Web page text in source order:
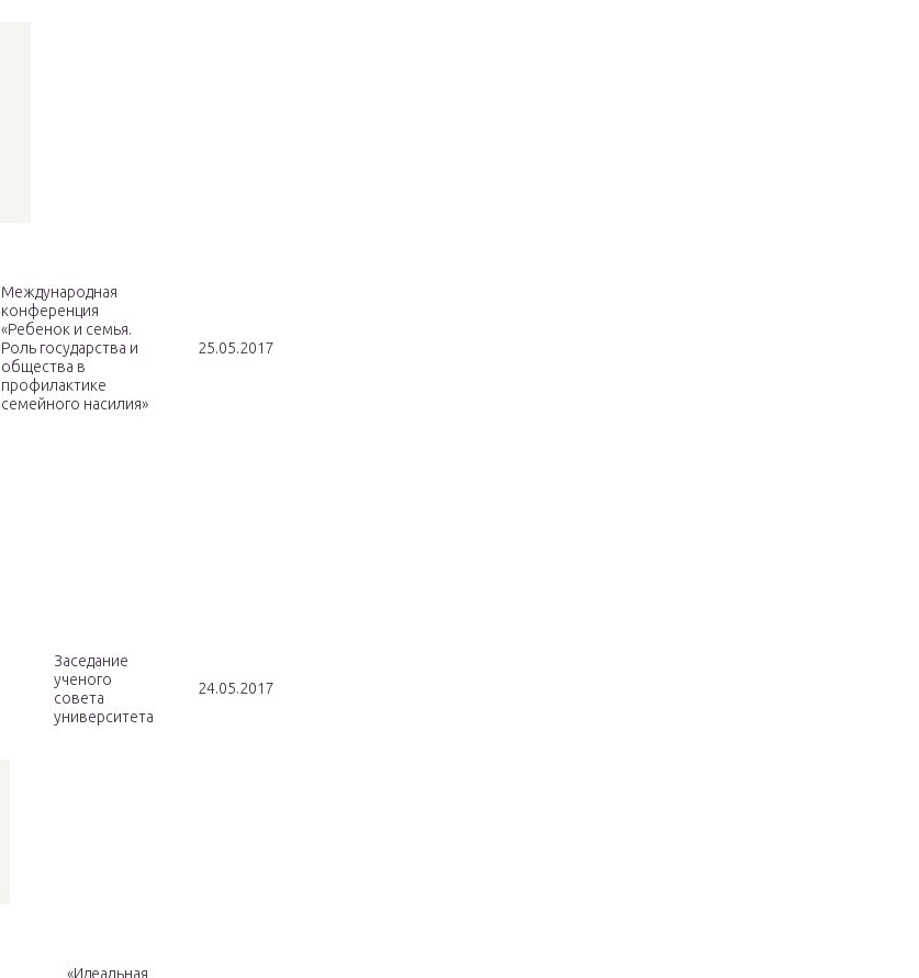
Международная
конференция
«Ребенок и семья.
Роль государства и
общества в
профилактике
семейного насилия»
25.05.2017
Заседание
ученого
совета
университета
24.05.2017
«Идеальная